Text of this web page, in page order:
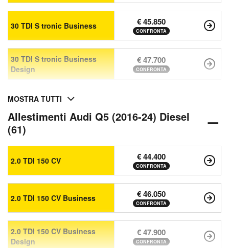
30 TDI S tronic Business € 45.850
CONFRONTA
30 TDI S tronic Business
Design
€ 47.700
CONFRONTA
MOSTRA TUTTI
Allestimenti Audi Q5 (2016-24) Diesel
(61)
2.0 TDI 150 CV € 44.400
CONFRONTA
2.0 TDI 150 CV Business € 46.050
CONFRONTA
2.0 TDI 150 CV Business
Design
€ 47.900
CONFRONTA